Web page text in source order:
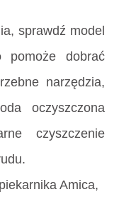
sprawdź model
pomoże dobrać
narzędzia,
oczyszczona
czyszczenie
Amica,